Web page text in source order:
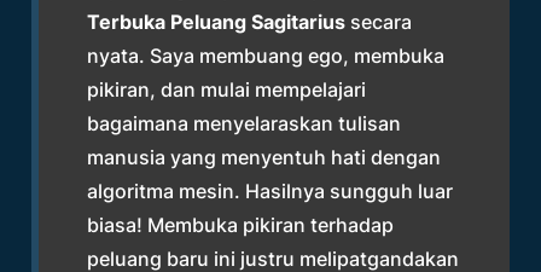
Terbuka Peluang Sagitarius secara
nyata. Saya membuang ego, membuka
pikiran, dan mulai mempelajari
bagaimana menyelaraskan tulisan
manusia yang menyentuh hati dengan
algoritma mesin. Hasilnya sungguh luar
biasa! Membuka pikiran terhadap
peluang baru ini justru melipatgandakan